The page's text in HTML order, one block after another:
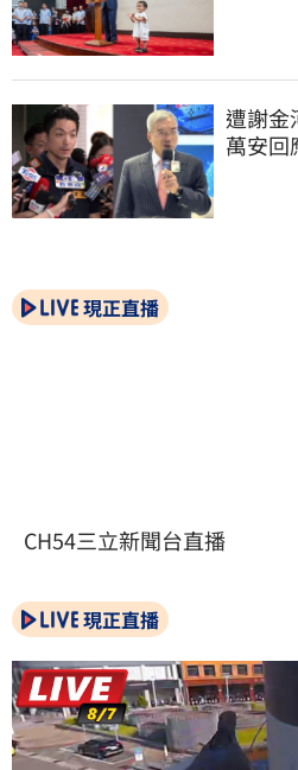
遭謝金
萬安回
現正直播
CH54三立新聞台直播
現正直播